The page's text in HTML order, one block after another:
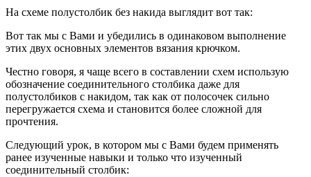
На схеме полустолбик без накида выглядит вот так:
Вот так мы с Вами и убедились в одинаковом выполнение
этих двух основных элементов вязания крючком.
Честно говоря, я чаще всего в составлении схем использую
обозначение соединительного столбика даже для
полустолбиков с накидом, так как от полосочек сильно
перегружается схема и становится более сложной для
прочтения.
Следующий урок, в котором мы с Вами будем применять
ранее изученные навыки и только что изученный
соединительный столбик: